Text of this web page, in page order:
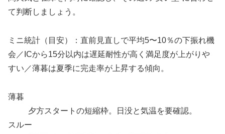
て判断しましょう。
ミニ統計（目安）：直前見直しで平均5〜10％の下振れ機
会／ICから15分以内は遅延耐性が高く満足度が上がりや
すい／薄暮は夏季に完走率が上昇する傾向。
薄暮
夕方スタートの短縮枠。日没と気温を要確認。
スルー